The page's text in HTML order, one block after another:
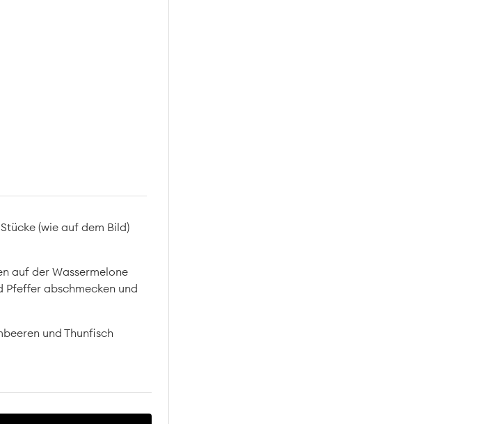
(wie auf dem Bild)
auf der Wassermelone
Pfeffer abschmecken und
und Thunfisch